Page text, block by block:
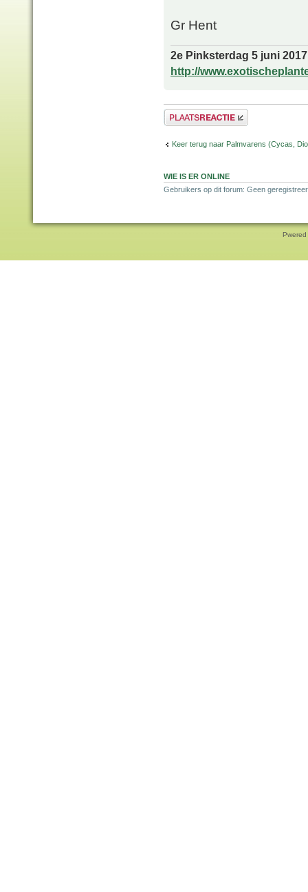
Gr Hent
2e Pinksterdag 5 juni
http://
Plaats een reactie
Keer terug naar Palmvarens (Cycas,
WIE IS ER ONLINE
Gebruikers op dit forum: Geen